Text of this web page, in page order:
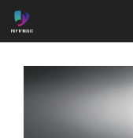
Aller
au